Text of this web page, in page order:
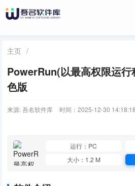
主页 /
PowerRun(以最高权限运
色版
来源: 吾名软件库 时间：2025-12-30 14:18:18
运行：PC
大小：1.2 M